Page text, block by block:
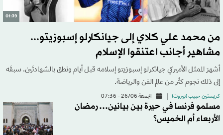
01:39
من محمد علي كلاي إلى جيانكارلو إسبوزيتو...
مشاهير أجانب اعتنقوا الإسلام
أشهرَ الممثل الأميركي جيانكرلو إسبوزيتو إسلامه قبل أيام ونطق بالشهادتَين. سبقَه
إلى ذلك نجوم كثُر من عالم الفن والرياضة.
كريستين حبيب (بيروت) الجمعة 26/06 - 07:36
مسلمو فرنسا في حيرة بين بيانين… رمضان
الأربعاء أم الخميس؟